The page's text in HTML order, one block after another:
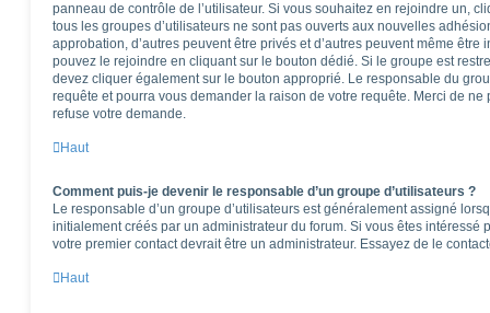
panneau de contrôle de l’utilisateur. Si vous souhaitez en rejoindre un,
tous les groupes d’utilisateurs ne sont pas ouverts aux nouvelles
approbation, d’autres peuvent être privés et d’autres peuvent même
pouvez le rejoindre en cliquant sur le bouton dédié. Si le groupe est
devez cliquer également sur le bouton approprié. Le responsable du
requête et pourra vous demander la raison de votre requête. Merci de
refuse votre demande.
Haut
Comment puis-je devenir le responsable d’un groupe d’utilisateurs ?
Le responsable d’un groupe d’utilisateurs est généralement assigné
initialement créés par un administrateur du forum. Si vous êtes intéressé
votre premier contact devrait être un administrateur. Essayez de le
Haut